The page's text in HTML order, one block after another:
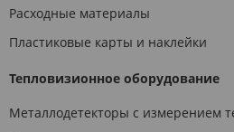
Расходные материалы
Пластиковые карты и наклейки
Тепловизионное оборудование
Металлодетекторы с измерением